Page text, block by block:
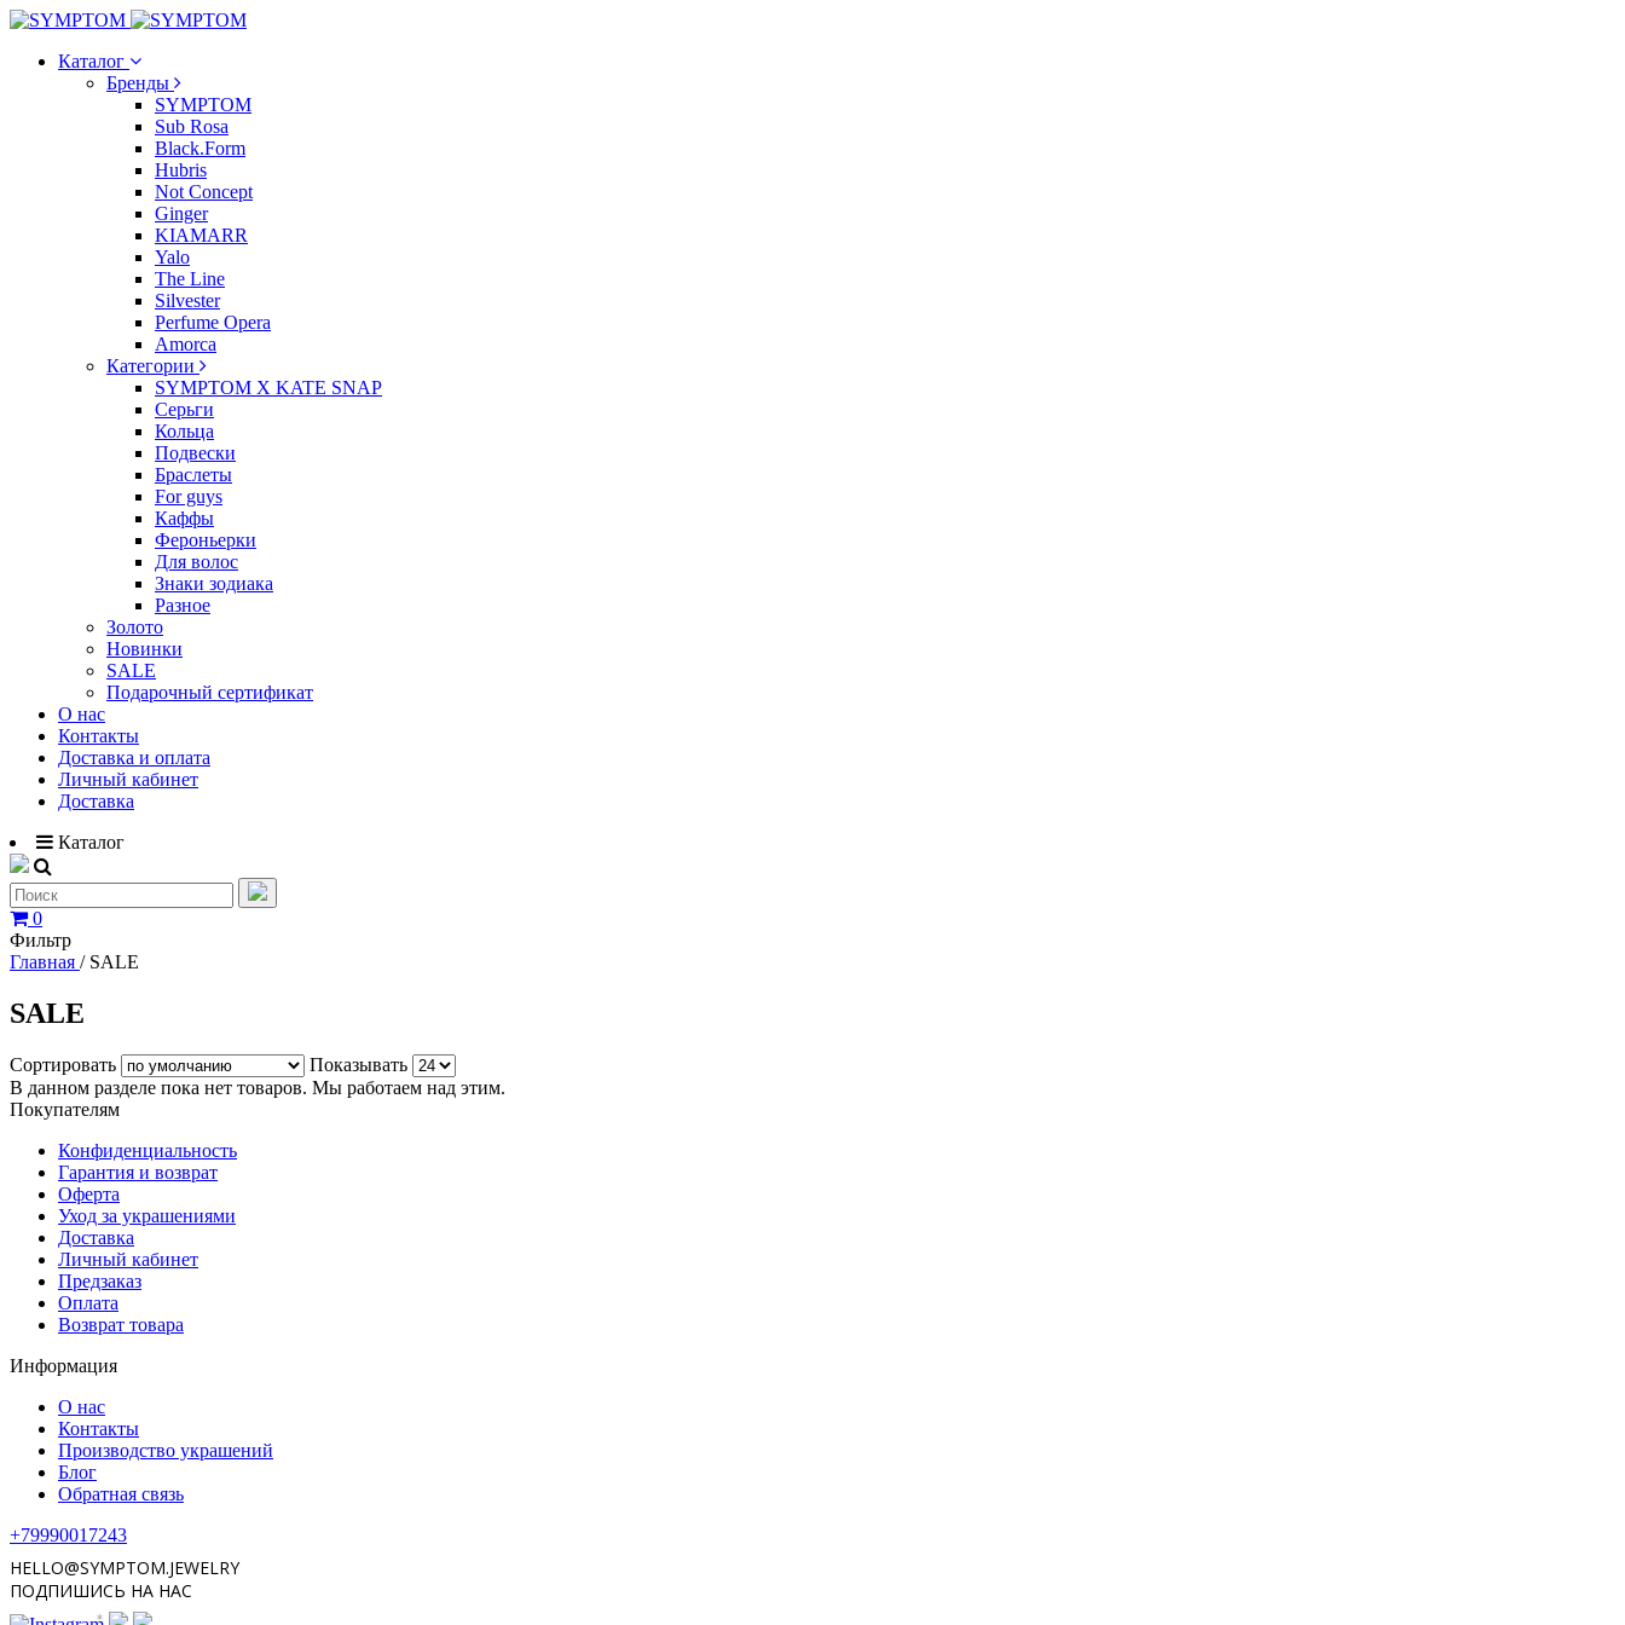
Каталог
Бренды
SYMPTOM
Sub Rosa
Black.Form
Hubris
Not Concept
Ginger
KIAMARR
Yalo
The Line
Silvester
Perfume Opera
Amorca
Категории
SYMPTOM X KATE SNAP
Серьги
Кольца
Подвески
Браслеты
For guys
Каффы
Фероньерки
Для волос
Знаки зодиака
Разное
Золото
Новинки
SALE
Подарочный сертификат
О нас
Контакты
Доставка и оплата
Личный кабинет
Доставка
Каталог
0
Фильтр
Главная / SALE
SALE
Сортировать
Показывать
В данном разделе пока нет товаров. Мы работаем над этим.
Покупателям
Конфиденциальность
Гарантия и возврат
Оферта
Уход за украшениями
Доставка
Личный кабинет
Предзаказ
Оплата
Возврат товара
Информация
О нас
Контакты
Производство украшений
Блог
Обратная связь
+79990017243
HELLO@SYMPTOM.JEWELRY
ПОДПИШИСЬ НА НАС
*